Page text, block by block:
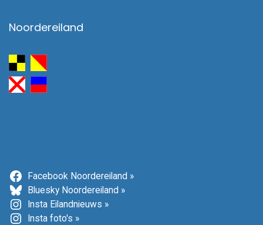
Noordereiland
Facebook Noordereiland »
Bluesky Noordereiland »
Insta Eilandnieuws »
Insta foto's »